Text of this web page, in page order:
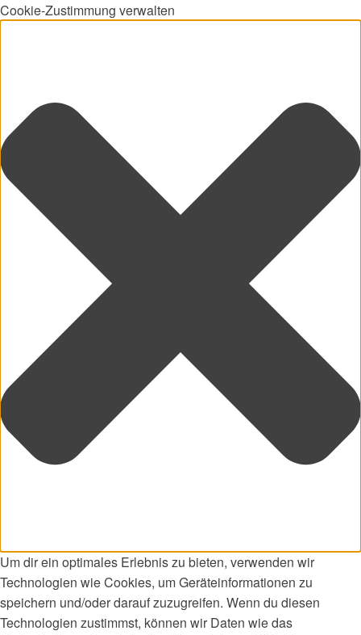
Cookie-Zustimmung verwalten
Um dir ein optimales Erlebnis zu bieten, verwenden wir
Technologien wie Cookies, um Geräteinformationen zu
speichern und/oder darauf zuzugreifen. Wenn du diesen
Technologien zustimmst, können wir Daten wie das